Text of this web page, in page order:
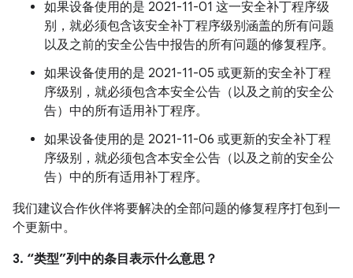
如果设备使用的是 2021-11-01 这一安全补丁程序级
别，就必须包含该安全补丁程序级别涵盖的所有问题
以及之前的安全公告中报告的所有问题的修复程序。
如果设备使用的是 2021-11-05 或更新的安全补丁程
序级别，就必须包含本安全公告（以及之前的安全公
告）中的所有适用补丁程序。
如果设备使用的是 2021-11-06 或更新的安全补丁程
序级别，就必须包含本安全公告（以及之前的安全公
告）中的所有适用补丁程序。
我们建议合作伙伴将要解决的全部问题的修复程序打包到一
个更新中。
3. “类型”列中的条目表示什么意思？